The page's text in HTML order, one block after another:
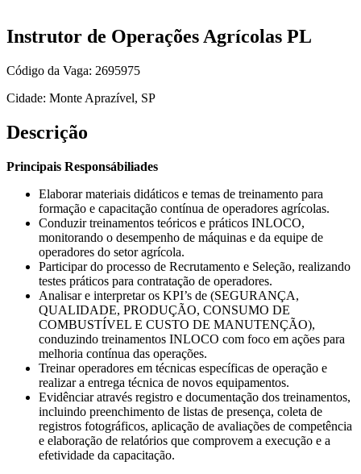
Instrutor de Operações Agrícolas PL
Código da Vaga: 2695975
Cidade: Monte Aprazível, SP
Descrição
Principais Responsábiliades
Elaborar materiais didáticos e temas de treinamento para
formação e capacitação contínua de operadores agrícolas.
Conduzir treinamentos teóricos e práticos INLOCO,
monitorando o desempenho de máquinas e da equipe de
operadores do setor agrícola.
Participar do processo de Recrutamento e Seleção, realizando
testes práticos para contratação de operadores.
Analisar e interpretar os KPI’s de (SEGURANÇA,
QUALIDADE, PRODUÇÃO, CONSUMO DE
COMBUSTÍVEL E CUSTO DE MANUTENÇÃO),
conduzindo treinamentos INLOCO com foco em ações para
melhoria contínua das operações.
Treinar operadores em técnicas específicas de operação e
realizar a entrega técnica de novos equipamentos.
Evidênciar através registro e documentação dos treinamentos,
incluindo preenchimento de listas de presença, coleta de
registros fotográficos, aplicação de avaliações de competência
e elaboração de relatórios que comprovem a execução e a
efetividade da capacitação.